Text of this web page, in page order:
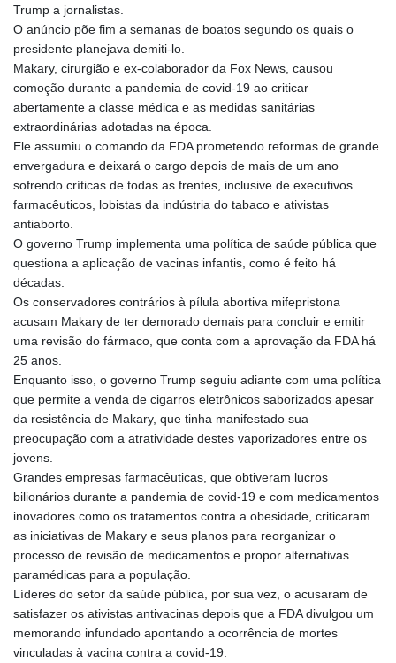
Trump a jornalistas.
O anúncio põe fim a semanas de boatos segundo os quais o
presidente planejava demiti-lo.
Makary, cirurgião e ex-colaborador da Fox News, causou
comoção durante a pandemia de covid-19 ao criticar
abertamente a classe médica e as medidas sanitárias
extraordinárias adotadas na época.
Ele assumiu o comando da FDA prometendo reformas de grande
envergadura e deixará o cargo depois de mais de um ano
sofrendo críticas de todas as frentes, inclusive de executivos
farmacêuticos, lobistas da indústria do tabaco e ativistas
antiaborto.
O governo Trump implementa uma política de saúde pública que
questiona a aplicação de vacinas infantis, como é feito há
décadas.
Os conservadores contrários à pílula abortiva mifepristona
acusam Makary de ter demorado demais para concluir e emitir
uma revisão do fármaco, que conta com a aprovação da FDA há
25 anos.
Enquanto isso, o governo Trump seguiu adiante com uma política
que permite a venda de cigarros eletrônicos saborizados apesar
da resistência de Makary, que tinha manifestado sua
preocupação com a atratividade destes vaporizadores entre os
jovens.
Grandes empresas farmacêuticas, que obtiveram lucros
bilionários durante a pandemia de covid-19 e com medicamentos
inovadores como os tratamentos contra a obesidade, criticaram
as iniciativas de Makary e seus planos para reorganizar o
processo de revisão de medicamentos e propor alternativas
paramédicas para a população.
Líderes do setor da saúde pública, por sua vez, o acusaram de
satisfazer os ativistas antivacinas depois que a FDA divulgou um
memorando infundado apontando a ocorrência de mortes
vinculadas à vacina contra a covid-19.